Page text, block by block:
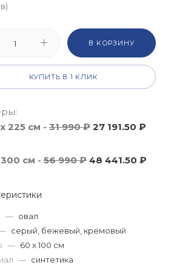
В КОРЗИНУ
КУПИТЬ В 1 КЛИК
225 см - 31 990 ₽ 27 191.50 ₽
см - 56 990 ₽ 48 441.50 ₽
— овал
серый, бежевый, кремовый
— 60 x 100 см
— синтетика